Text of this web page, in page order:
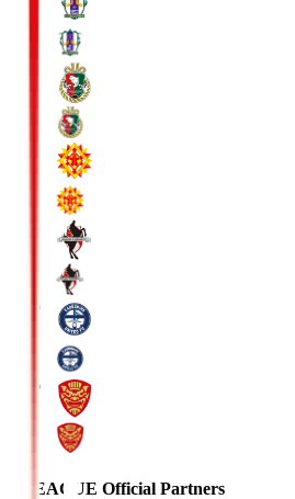
J.LEAGUE Official Partners